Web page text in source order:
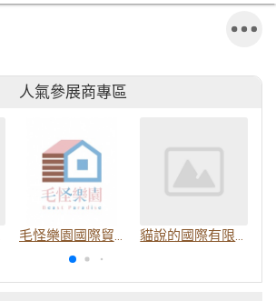
人氣參展商專區